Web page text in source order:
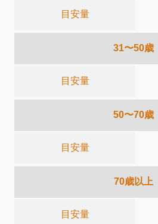
目安量
31〜50歳
目安量
50〜70歳
目安量
70歳以上
目安量